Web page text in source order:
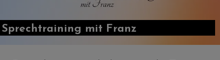
Sprechtraining mit Franz